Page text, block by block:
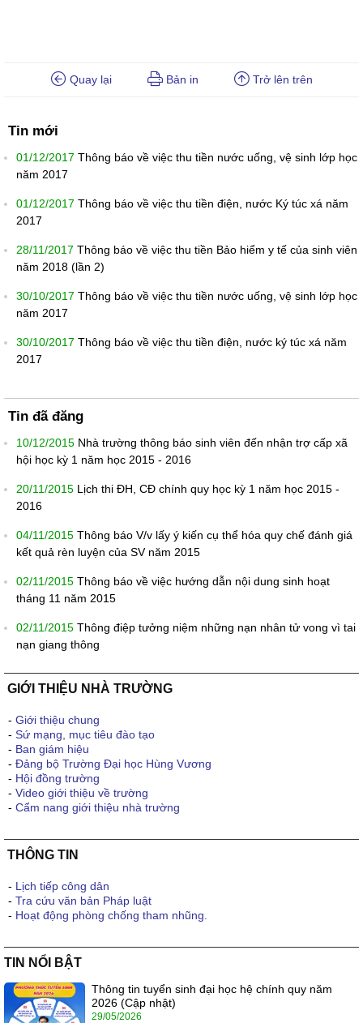
Quay lại Bản in Trở lên trên
Tin mới
01/12/2017 Thông báo về việc thu tiền nước uống, vệ sinh lớp học
năm 2017
01/12/2017 Thông báo về việc thu tiền điện, nước Ký túc xá năm
2017
28/11/2017 Thông báo về việc thu tiền Bảo hiểm y tế của sinh viên
năm 2018 (lần 2)
30/10/2017 Thông báo về việc thu tiền nước uống, vệ sinh lớp học
năm 2017
30/10/2017 Thông báo về việc thu tiền điện, nước ký túc xá năm
2017
Tin đã đăng
10/12/2015 Nhà trường thông báo sinh viên đến nhận trợ cấp xã
hội học kỳ 1 năm học 2015 - 2016
20/11/2015 Lịch thi ĐH, CĐ chính quy học kỳ 1 năm học 2015 -
2016
04/11/2015 Thông báo V/v lấy ý kiến cụ thể hóa quy chế đánh giá
kết quả rèn luyện của SV năm 2015
02/11/2015 Thông báo về việc hướng dẫn nội dung sinh hoạt
tháng 11 năm 2015
02/11/2015 Thông điệp tưởng niệm những nạn nhân tử vong vì tai
nạn giang thông
GIỚI THIỆU NHÀ TRƯỜNG
- Giới thiệu chung
- Sứ mạng, mục tiêu đào tạo
- Ban giám hiệu
- Đảng bộ Trường Đại học Hùng Vương
- Hội đồng trường
- Video giới thiệu về trường
- Cẩm nang giới thiệu nhà trường
THÔNG TIN
- Lịch tiếp công dân
- Tra cứu văn bản Pháp luật
- Hoạt động phòng chống tham nhũng.
TIN NỔI BẬT
Thông tin tuyển sinh đại học hệ chính quy năm
2026 (Cập nhật)
29/05/2026